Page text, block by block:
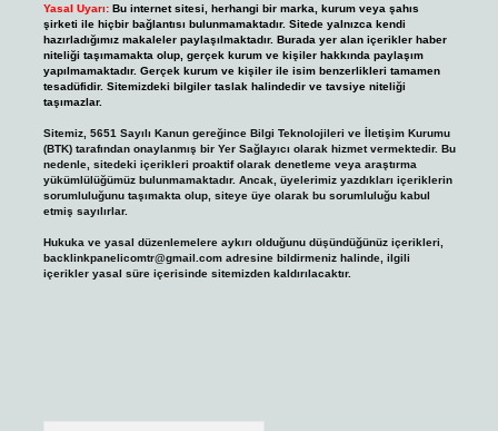
Yasal Uyarı: Bu internet sitesi, herhangi bir marka, kurum veya şahıs
şirketi ile hiçbir bağlantısı bulunmamaktadır. Sitede yalnızca kendi
hazırladığımız makaleler paylaşılmaktadır. Burada yer alan içerikler haber
niteliği taşımamakta olup, gerçek kurum ve kişiler hakkında paylaşım
yapılmamaktadır. Gerçek kurum ve kişiler ile isim benzerlikleri tamamen
tesadüfidir. Sitemizdeki bilgiler taslak halindedir ve tavsiye niteliği
taşımazlar.
Sitemiz, 5651 Sayılı Kanun gereğince Bilgi Teknolojileri ve İletişim Kurumu
(BTK) tarafından onaylanmış bir Yer Sağlayıcı olarak hizmet vermektedir. Bu
nedenle, sitedeki içerikleri proaktif olarak denetleme veya araştırma
yükümlülüğümüz bulunmamaktadır. Ancak, üyelerimiz yazdıkları içeriklerin
sorumluluğunu taşımakta olup, siteye üye olarak bu sorumluluğu kabul
etmiş sayılırlar.
Hukuka ve yasal düzenlemelere aykırı olduğunu düşündüğünüz içerikleri,
backlinkpanelicomtr@gmail.comadresine bildirmeniz halinde, ilgili
içerikler yasal süre içerisinde sitemizden kaldırılacaktır.